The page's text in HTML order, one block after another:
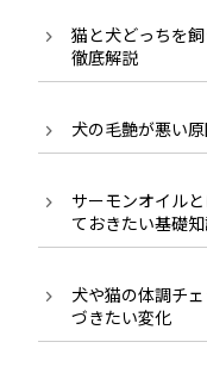
猫と犬どっちを
徹底解説
犬の毛艶が悪い
サーモンオイル
ておきたい基礎
犬や猫の体調チ
づきたい変化